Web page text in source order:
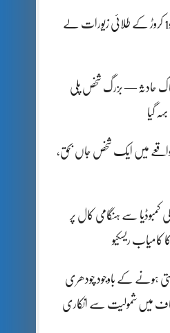
کلرسیداں ڈکیتی‘ڈاکو1 کروڑ کے طلائی زیورات لے
حادثہ — بزرگ شخص پلی
گیا
میں ایک شخص جاں بحق،
کی کمبوڈیا سے ہنگامی کال پر
ہونے کے باوجود چودھری
میں شمولیت سے انکاری